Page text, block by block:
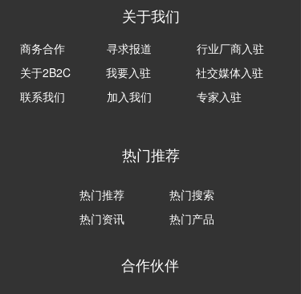
关于我们
商务合作
寻求报道
行业厂商入驻
关于2B2C
我要入驻
社交媒体入驻
联系我们
加入我们 专家入驻
热门推荐
热门推荐 热门搜索
热门资讯 热门产品
合作伙伴